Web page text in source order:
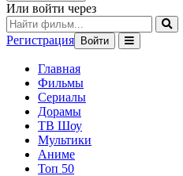
Или войти через
Регистрация Войти
Главная
Фильмы
Сериалы
Дорамы
ТВ Шоу
Мультики
Аниме
Топ 50